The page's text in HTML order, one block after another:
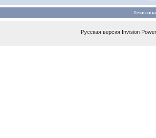
Русская версия Invision